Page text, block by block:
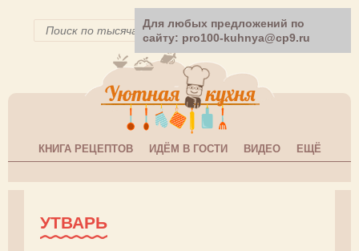
КНИГА РЕЦЕПТОВ ИДЁМ В ГОСТИ ВИДЕО ЕЩЁ
УТВАРЬ
Для любых предложений по
сайту: pro100-kuhnya@cp9.ru